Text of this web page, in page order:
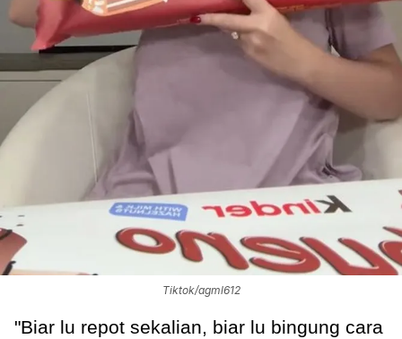
Tiktok/agml612
"Biar lu repot sekalian, biar lu bingung cara